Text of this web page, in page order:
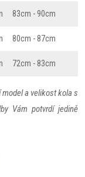
83cm - 90cm
80cm - 87cm
72cm - 83cm
a velikost kola s
Vám potvrdí jedině